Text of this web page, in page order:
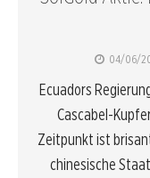
04/06/
Ecuadors
Cascabel-
Zeitpunkt ist
chinesische